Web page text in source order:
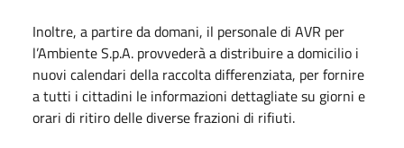
Inoltre, a partire da domani, il personale di AVR per
l’Ambiente S.p.A. provvederà a distribuire a domicilio i
nuovi calendari della raccolta differenziata, per fornire
a tutti i cittadini le informazioni dettagliate su giorni e
orari di ritiro delle diverse frazioni di rifiuti.